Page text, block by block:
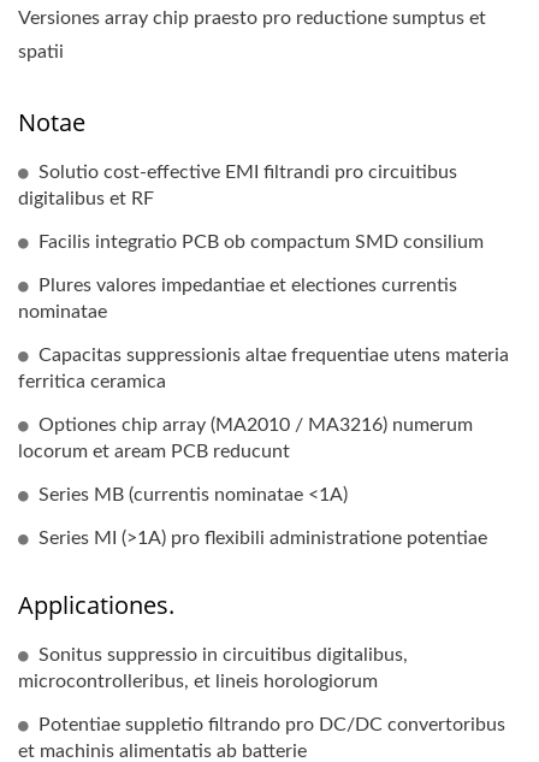
Versiones array chip praesto pro reductione sumptus et
spatii
Notae
Solutio cost-effective EMI filtrandi pro circuitibus
digitalibus et RF
Facilis integratio PCB ob compactum SMD consilium
Plures valores impedantiae et electiones currentis
nominatae
Capacitas suppressionis altae frequentiae utens materia
ferritica ceramica
Optiones chip array (MA2010 / MA3216) numerum
locorum et aream PCB reducunt
Series MB (currentis nominatae <1A)
Series MI (>1A) pro flexibili administratione potentiae
Applicationes.
Sonitus suppressio in circuitibus digitalibus,
microcontrolleribus, et lineis horologiorum
Potentiae suppletio filtrando pro DC/DC convertoribus
et machinis alimentatis ab batterie